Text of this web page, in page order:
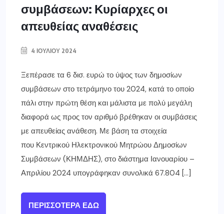
συμβάσεων: Κυρίαρχες οι
απευθείας αναθέσεις
4 ΙΟΥΛΊΟΥ 2024
Ξεπέρασε τα 6 δισ. ευρώ το ύψος των δημοσίων
συμβάσεων στο τετράμηνο του 2024, κατά το οποίο
πάλι στην πρώτη θέση και μάλιστα με πολύ μεγάλη
διαφορά ως προς τον αριθμό βρέθηκαν οι συμβάσεις
με απευθείας ανάθεση. Με βάση τα στοιχεία
που Κεντρικού Ηλεκτρονικού Μητρώου Δημοσίων
Συμβάσεων (ΚΗΜΔΗΣ), στο διάστημα Ιανουαρίου –
Απριλίου 2024 υπογράφηκαν συνολικά 67.804 […]
ΠΕΡΙΣΣΌΤΕΡΑ ΕΔΏ